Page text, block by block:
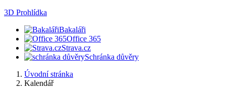
3D Prohlídka
Bakaláři
Office 365
Strava.cz
Schránka důvěry
Úvodní stránka
Kalendář